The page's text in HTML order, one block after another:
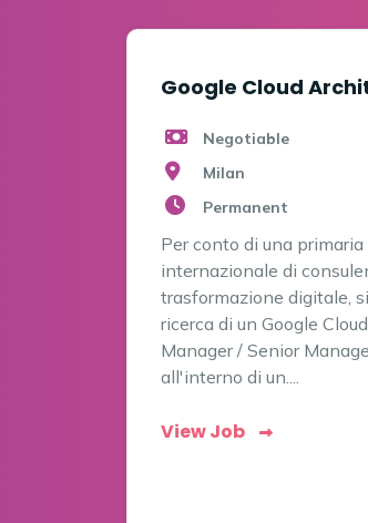
Google Cloud
Negotiable
Milan
Permanent
Per conto di una primaria
internazionale di
trasformazione digitale,
ricerca di un Google
Manager / Senior
all'interno di un....
View Job